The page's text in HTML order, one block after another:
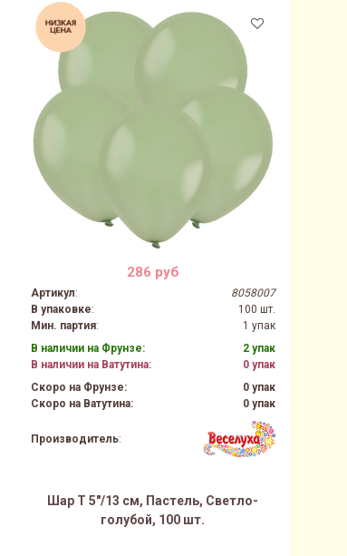
286 руб
Артикул:
8058007
В упаковке:
100 шт.
Мин. партия:
1 упак
В наличии на Фрунзе:
2 упак
В наличии на Ватутина:
0 упак
Скоро на Фрунзе:
0 упак
Скоро на Ватутина:
0 упак
Производитель:
Шар Т 5"/13 см, Пастель, Светло-
голубой, 100 шт.